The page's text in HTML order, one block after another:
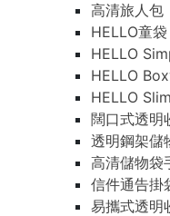
高清旅人包
HELLO童袋
HELLO
HELLO
HELLO
闊口式透明
透明鋼架儲
高清儲物袋
信件通告掛
易攜式透明